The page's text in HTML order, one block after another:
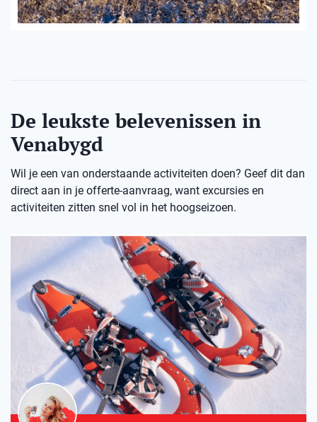
De leukste belevenissen in
Venabygd
Wil je een van onderstaande activiteiten doen? Geef dit dan
direct aan in je offerte-aanvraag, want excursies en
activiteiten zitten snel vol in het hoogseizoen.